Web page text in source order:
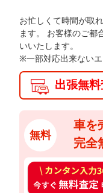
お忙しくて時間が取
ます。
お客様のご都
いいたします。
※一部対応出来ないエ
出張無
無料
車を
完全
カ
ン